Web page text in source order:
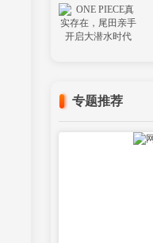
专题推荐